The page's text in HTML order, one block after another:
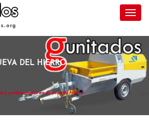
DEL HIERRO
y profesionales en Cueva del Hierro .